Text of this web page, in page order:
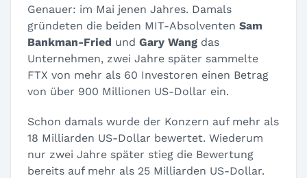
Genauer: im Mai jenen Jahres. Damals
gründeten die beiden MIT-Absolventen Sam
Bankman-Fried und Gary Wang das
Unternehmen, zwei Jahre später sammelte
FTX von mehr als 60 Investoren einen Betrag
von über 900 Millionen US-Dollar ein.
Schon damals wurde der Konzern auf mehr als
18 Milliarden US-Dollar bewertet. Wiederum
nur zwei Jahre später stieg die Bewertung
bereits auf mehr als 25 Milliarden US-Dollar.